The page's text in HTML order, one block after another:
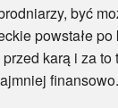
być
powstałe
karą i za to
finansowo.